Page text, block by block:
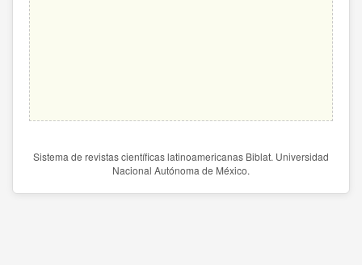
Sistema de revistas científicas latinoamericanas Biblat. Universidad
Nacional Autónoma de México.